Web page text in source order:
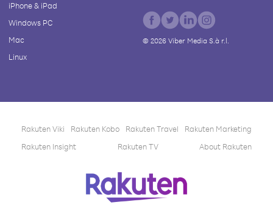
iPhone & iPad
Windows PC
Mac
Linux
© 2026Viber Media S.à r.l.
Rakuten Viki Rakuten Kobo Rakuten Travel
Rakuten Marketing
Rakuten Insight
Rakuten TV About Rakuten